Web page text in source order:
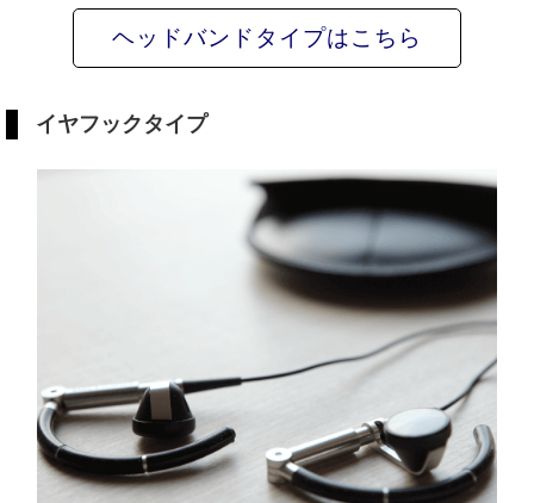
ヘッドバンドタイプはこちら
イヤフックタイプ